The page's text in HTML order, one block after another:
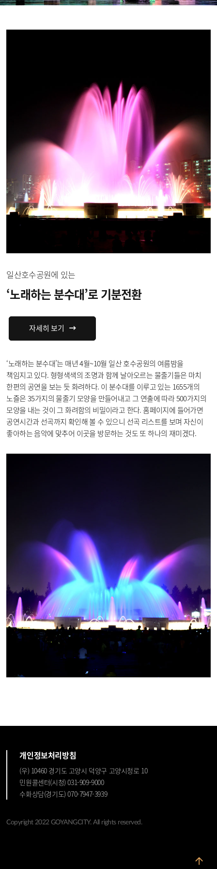
일산호수공원에 있는
‘노래하는 분수대’로기분전환
자세히 보기
‘노래하는 분수대’는 매년 4월~10월 일산 호수공원의 여름밤을
책임지고 있다. 형형색색의 조명과 함께 날아오르는 물줄기들은 마치
한편의 공연을 보는 듯 화려하다. 이 분수대를 이루고 있는 1655개의
노즐은 35가지의 물줄기 모양을 만들어내고 그 연출에 따라 500가지의
모양을 내는 것이 그 화려함의 비밀이라고 한다. 홈페이지에 들어가면
공연시간과 선곡까지 확인해 볼 수 있으니 선곡 리스트를 보며 자신이
좋아하는 음악에 맞추어 이곳을 방문하는 것도 또 하나의 재미겠다.
개인정보처리방침
(우) 10460 경기도 고양시 덕양구 고양시청로 10
민원콜센터(시청) 031-909-9000
수화상담(경기도) 070-7947-3939
Copyright 2022 GOYANGCITY. All rights reserved.